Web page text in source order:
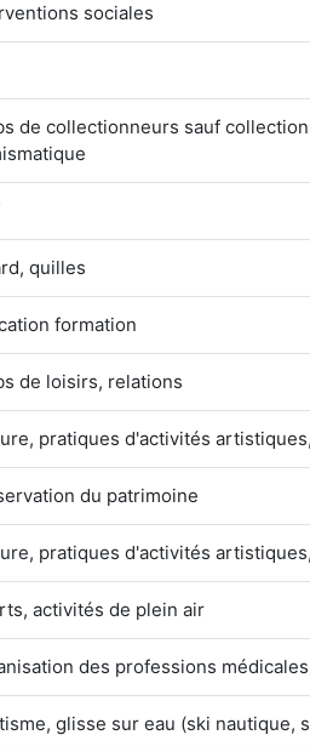
sociales
de collectionneurs sauf
quilles
formation
de loisirs, relations
pratiques d'activités
du patrimoine
pratiques d'activités
activités de plein air
des professions
glisse sur eau (ski nautique,